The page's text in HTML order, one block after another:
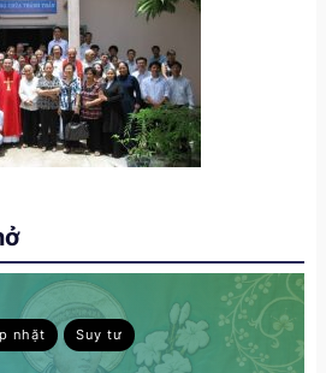
nhặt Suy tư